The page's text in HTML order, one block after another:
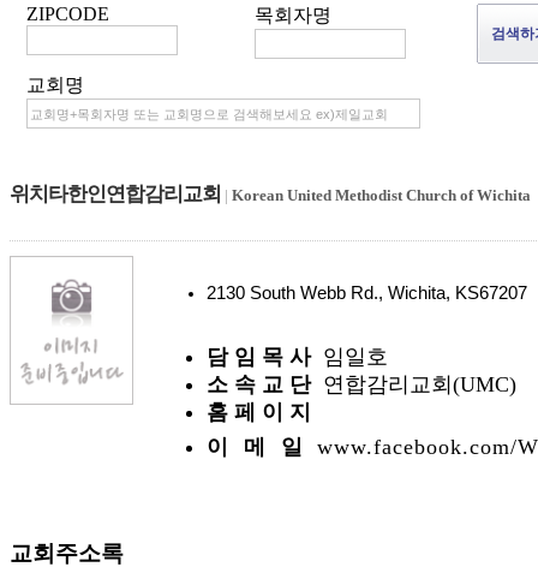
ZIPCODE 목회자명
교회명
위치타한인연합감리교회 | Korean United Methodist Church of Wichita
2130 South Webb Rd., Wichita,
담 임 목 사 임일호
소 속 교 단 연합감리교회(UMC)
홈 페 이 지
이 메 일
www.facebook.com/
교회주소록